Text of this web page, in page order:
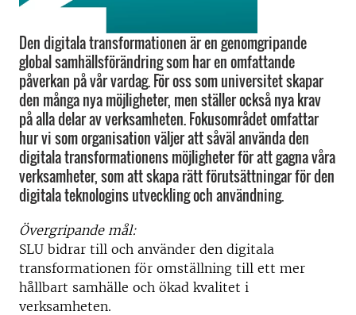
Den digitala transformationen är en genomgripande
global samhällsförändring som har en omfattande
påverkan på vår vardag. För oss som universitet skapar
den många nya möjligheter, men ställer också nya krav
på alla delar av verksamheten. Fokusområdet omfattar
hur vi som organisation väljer att såväl använda den
digitala transformationens möjligheter för att gagna våra
verksamheter, som att skapa rätt förutsättningar för den
digitala teknologins utveckling och användning.
Övergripande mål:
SLU bidrar till och använder den digitala
transformationen för omställning till ett mer
hållbart samhälle och ökad kvalitet i
verksamheten.